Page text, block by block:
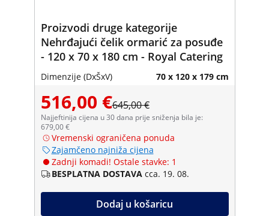
Proizvodi druge kategorije
Nehrđajući čelik ormarić za posuđe
- 120 x 70 x 180 cm - Royal Catering
Dimenzije (DxŠxV) 70 x 120 x 179 cm
516,00 €645,00 €
Najjeftinija cijena u 30 dana prije sniženja bila je:
679,00 €
Vremenski ograničena ponuda
Zajamčeno najniža cijena
Zadnji komadi! Ostale stavke: 1
BESPLATNA DOSTAVA cca. 19. 08.
Dodaj u košaricu